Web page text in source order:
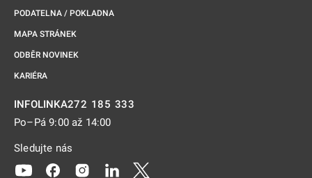
PODATELNA / POKLADNA
MAPA STRÁNEK
ODBĚR NOVINEK
KARIÉRA
INFOLINKA272 185 333
Po–Pá 9:00 až 14:00
Sledujte nás
Odkaz se otevře na nové kartě
Odkaz se otevře na nové kartě
Odkaz se otevře na nové kartě
Odkaz se otevře na nové kartě